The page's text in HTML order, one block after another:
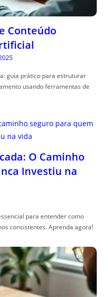
Conteúdo
guia prático para estruturar
usando ferramentas de
O Caminho
Investiu na
para entender como
consistentes. Aprenda agora!